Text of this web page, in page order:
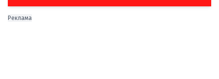
Реклама